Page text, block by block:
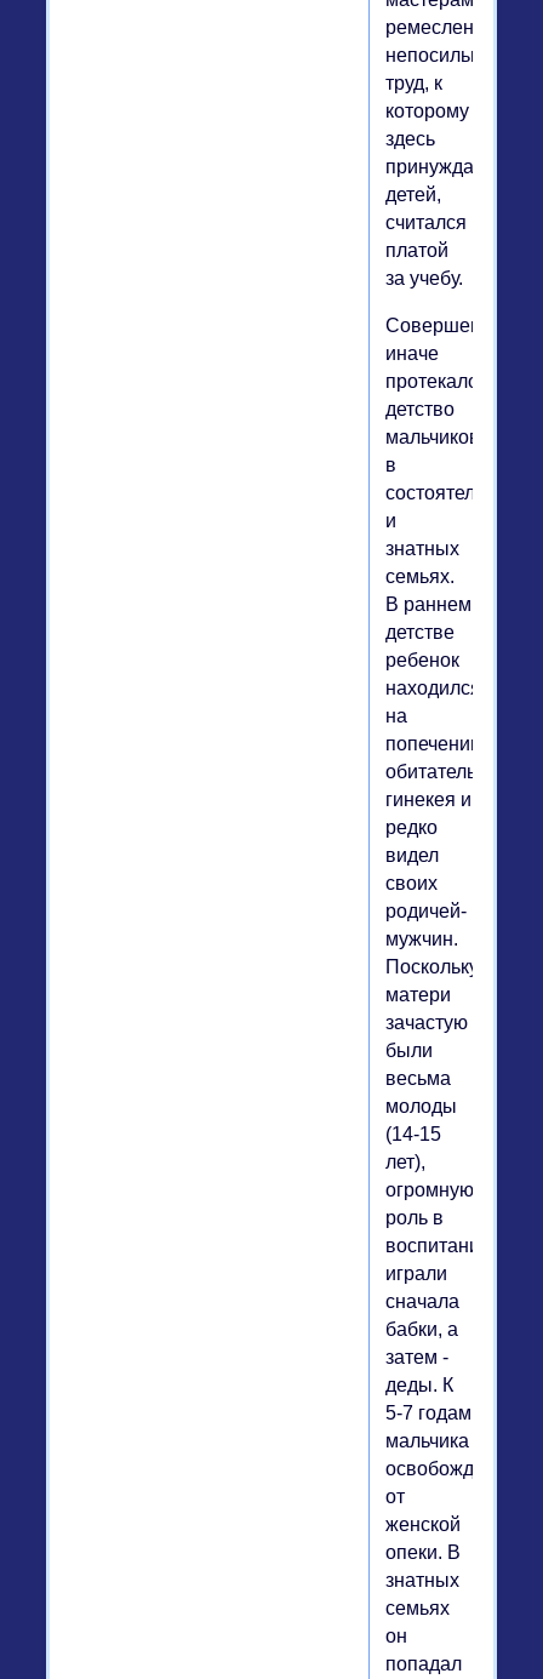
ремесленникам:
непосильный
труд, к
которому
здесь
принуждали
детей,
считался
платой
за учебу.
Совершенно
иначе
протекало
детство
мальчиков
в
состоятельных
и
знатных
семьях.
В раннем
детстве
ребенок
находился
на
попечении
обитательниц
гинекея и
редко
видел
своих
родичей-
мужчин.
Поскольку
матери
зачастую
были
весьма
молоды
(14-15
лет),
огромную
роль в
воспитании
играли
сначала
бабки, а
затем -
деды. К
5-7 годам
мальчика
освобождали
от
женской
опеки. В
знатных
семьях
он
попадал